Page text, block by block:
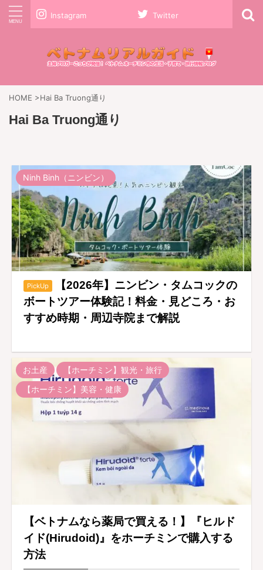
Instagram Twitter
HOME >Hai Ba Truong通り
Hai Ba Truong通り
Ninh Binh（ニンビン）
PickUp
【2026年】ニンビン・タムコックの
ボートツアー体験記！料金・見どころ・お
すすめ時期・周辺寺院まで解説
お土産
【ホーチミン】観光・旅行
【ホーチミン】美容・健康
【ベトナムなら薬局で買える！】『ヒルド
イド(Hirudoid)』をホーチミンで購入する
方法